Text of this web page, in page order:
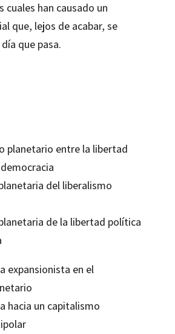
cuales han causado un
que, lejos de acabar, se
que pasa.
planetario entre la libertad
del liberalismo
de la libertad política
expansionista en el
hacia un capitalismo